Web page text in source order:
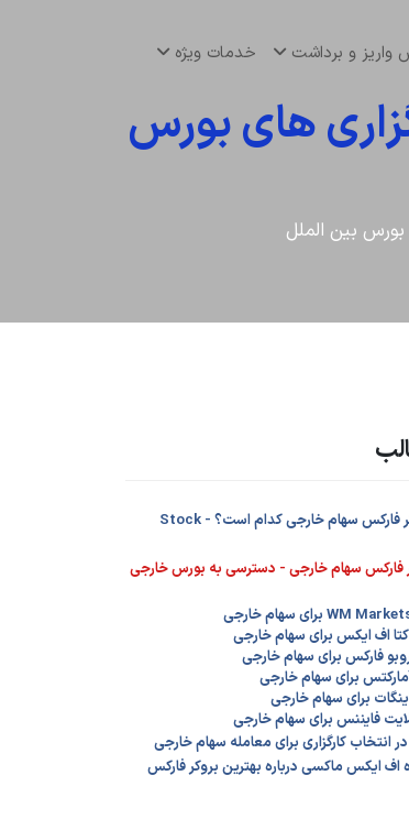
واریز و برداشت خدمات ویژه
های بورس
بین الملل
1. بهترین بروکر فارکس سهام خارجی کدام است؟ - Stock
فارکس سهام خارجی - دسترسی به بورس خارجی
اف ایکس ماکسی درباره بهترین بروکر فارکس